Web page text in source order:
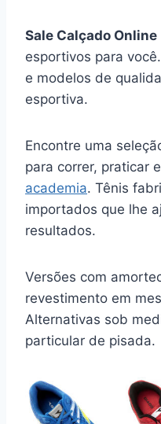
Sale Calçado Online
esportivos para
e modelos de
esportiva.
Encontre uma
para correr, praticar
academia. Tênis
importados que lhe
resultados.
Versões com
revestimento em
Alternativas sob
particular de pisada.